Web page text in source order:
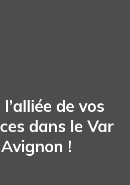
de vos
dans le Var
!